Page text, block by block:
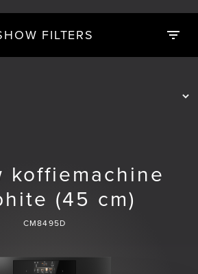
FILTERS
koffiemachine
(45 cm)
CM8495D